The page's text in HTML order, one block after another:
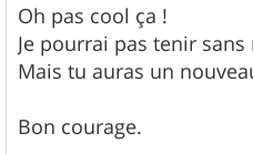
s
s
a
g
e
Oh pas cool ça !
Je pourrai pas tenir
Mais tu auras un
Bon courage.